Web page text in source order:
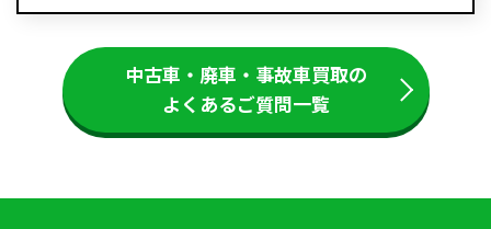
中古車・廃車・事故車買取の
よくあるご質問一覧